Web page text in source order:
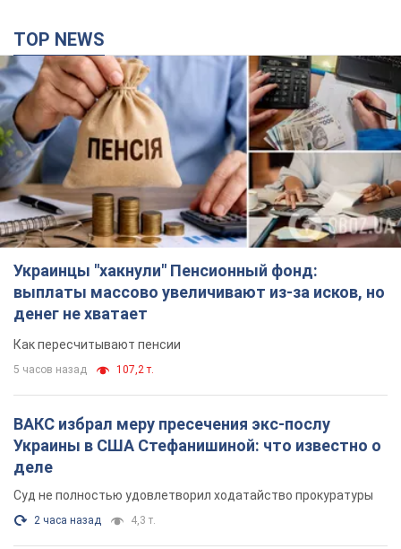
TOP NEWS
Украинцы "хакнули" Пенсионный фонд:
выплаты массово увеличивают из-за исков, но
денег не хватает
Как пересчитывают пенсии
5 часов назад 107,2 т.
ВАКС избрал меру пресечения экс-послу
Украины в США Стефанишиной: что известно о
деле
Суд не полностью удовлетворил ходатайство прокуратуры
2 часа назад 4,3 т.